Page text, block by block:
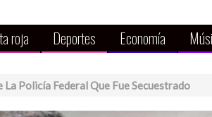
roja Deportes Economía
La Policía Federal Que Fue Secuestrado